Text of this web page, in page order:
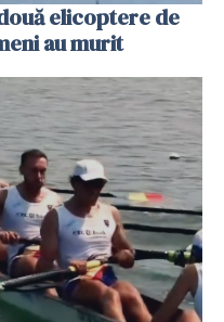
elicoptere de
au murit